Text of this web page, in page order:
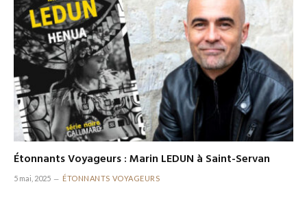
Étonnants Voyageurs : Marin LEDUN à Saint-Servan
5 mai, 2025 ÉTONNANTS VOYAGEURS